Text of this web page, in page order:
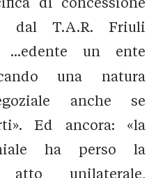
dal T.A.R. Friuli
...edente un ente
una natura
anche se
Ed ancora: «la
ha perso la
unilaterale,